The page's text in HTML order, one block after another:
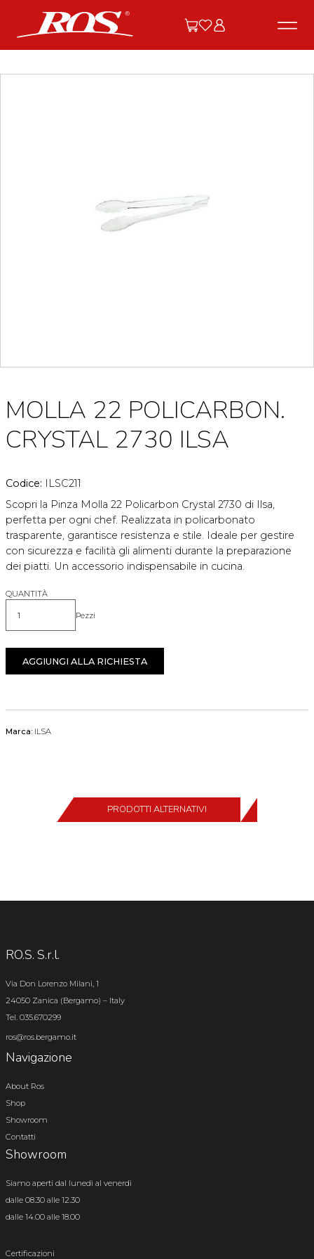
MOLLA 22 POLICARBON.
CRYSTAL 2730 ILSA
Codice: ILSC211
Scopri la Pinza Molla 22 Policarbon Crystal 2730 di Ilsa,
perfetta per ogni chef. Realizzata in policarbonato
trasparente, garantisce resistenza e stile. Ideale per gestire
con sicurezza e facilità gli alimenti durante la preparazione
dei piatti. Un accessorio indispensabile in cucina.
QUANTITÀ
Quantità Pezzi
AGGIUNGI ALLA RICHIESTA
Marca: ILSA
PRODOTTI ALTERNATIVI
RO.S. S.r.l.
Via Don Lorenzo Milani, 1
24050 Zanica (Bergamo) – Italy
Tel. 035.670299
ros@ros.bergamo.it
Navigazione
About Ros
Shop
Showroom
Contatti
Showroom
Siamo aperti dal lunedì al venerdì
dalle 08.30 alle 12.30
dalle 14.00 alle 18.00
Certificazioni